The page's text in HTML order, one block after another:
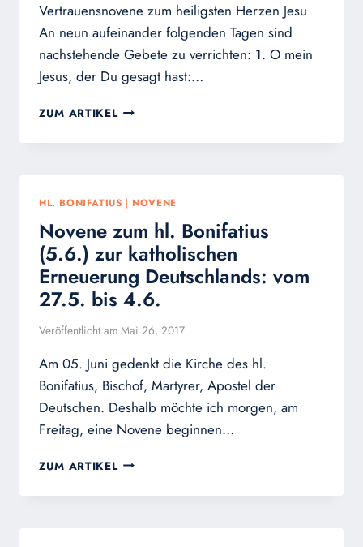
Vertrauensnovene zum heiligsten Herzen Jesu
An neun aufeinander folgenden Tagen sind
nachstehende Gebete zu verrichten: 1. O mein
Jesus, der Du gesagt hast:…
ZUM ARTIKEL DIE
VERTRAUENS-
HERZEN
JESU
HL. BONIFATIUS | NOVENE
Novene zum hl. Bonifatius
(5.6.) zur katholischen
Erneuerung Deutschlands: vom
27.5. bis 4.6.
Veröffentlicht am Mai 26, 2017
Am 05. Juni gedenkt die Kirche des hl.
Bonifatius, Bischof, Martyrer, Apostel der
Deutschen. Deshalb möchte ich morgen, am
Freitag, eine Novene beginnen…
ZUM ARTIKEL NOVENE
HL.